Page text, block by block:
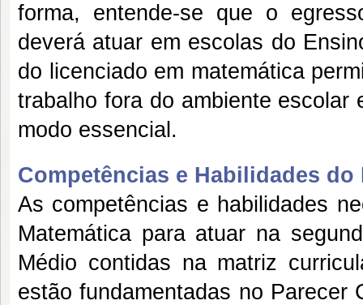
forma, entende-se que o
deverá atuar em escolas do
do licenciado em matemática
trabalho fora do ambiente escolar
modo essencial.
Competências e Habilidades
As competências e habilidades
Matemática para atuar na
Médio contidas na matriz
estão fundamentadas no Parecer